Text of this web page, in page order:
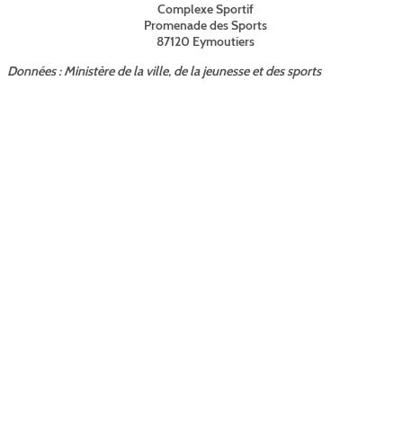
Complexe Sportif
Promenade des Sports
87120 Eymoutiers
Données : Ministère de la ville, de la jeunesse et des sports